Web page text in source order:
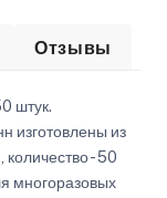
Отзывы
штук.
изготовлены из
- 50
многоразовых